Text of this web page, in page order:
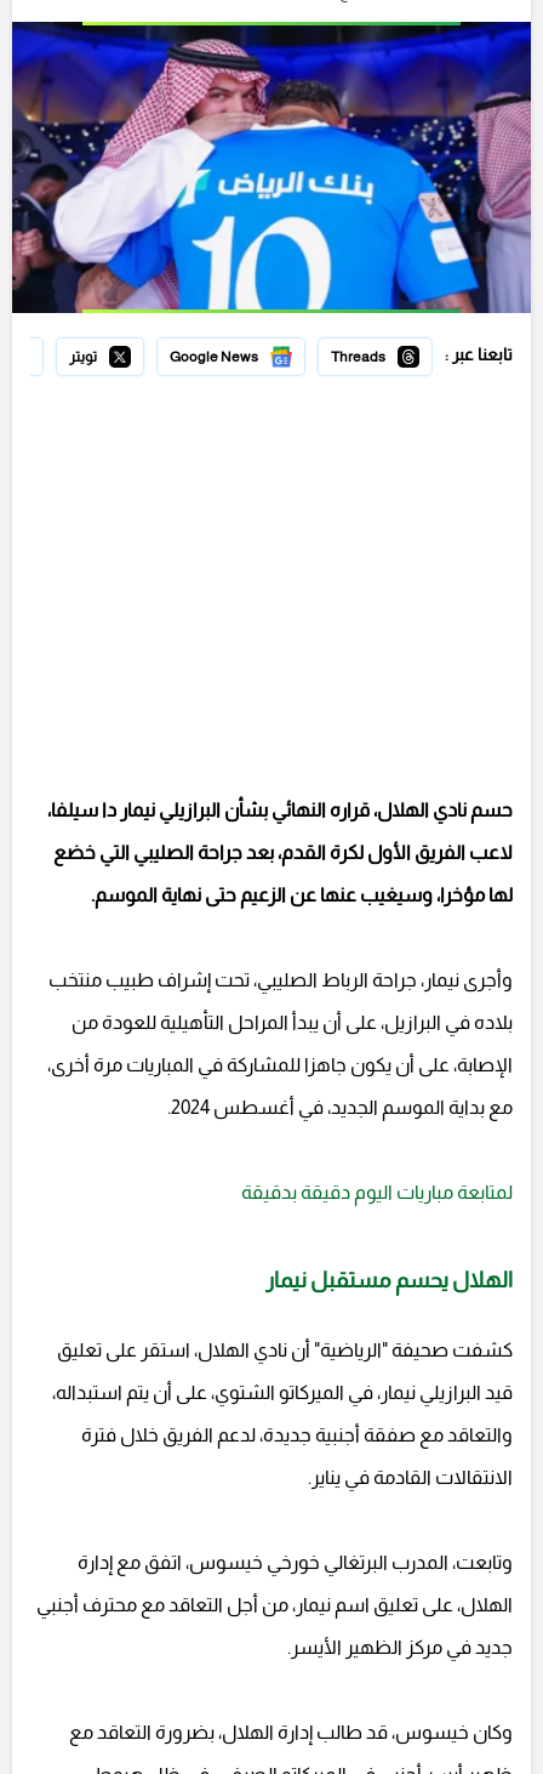
تابعنا عبر : Threads
Google News تويتر
حسم نادي الهلال، قراره النهائي بشأن البرازيلي نيمار دا سيلفا،
لاعب الفريق الأول لكرة القدم، بعد جراحة الصليبي التي خضع
لها مؤخرا، وسيغيب عنها عن الزعيم حتى نهاية الموسم.
وأجرى نيمار، جراحة الرباط الصليبي، تحت إشراف طبيب منتخب
بلاده في البرازيل، على أن يبدأ المراحل التأهيلية للعودة من
الإصابة، على أن يكون جاهزا للمشاركة في المباريات مرة أخرى،
مع بداية الموسم الجديد، في أغسطس 2024.
لمتابعة مباريات اليوم دقيقة بدقيقة
الهلال يحسم مستقبل نيمار
كشفت صحيفة "الرياضية" أن نادي الهلال، استقر على تعليق
قيد البرازيلي نيمار، في الميركاتو الشتوي، على أن يتم استبداله،
والتعاقد مع صفقة أجنبية جديدة، لدعم الفريق خلال فترة
الانتقالات القادمة في يناير.
وتابعت، المدرب البرتغالي خورخي خيسوس، اتفق مع إدارة
الهلال، على تعليق اسم نيمار، من أجل التعاقد مع محترف أجنبي
جديد في مركز الظهير الأيسر.
وكان خيسوس، قد طالب إدارة الهلال، بضرورة التعاقد مع